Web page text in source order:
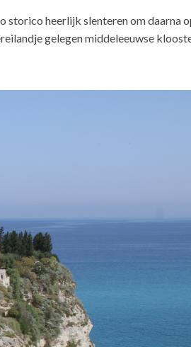
storico heerlijk slenteren om daarna
gelegen middeleeuwse